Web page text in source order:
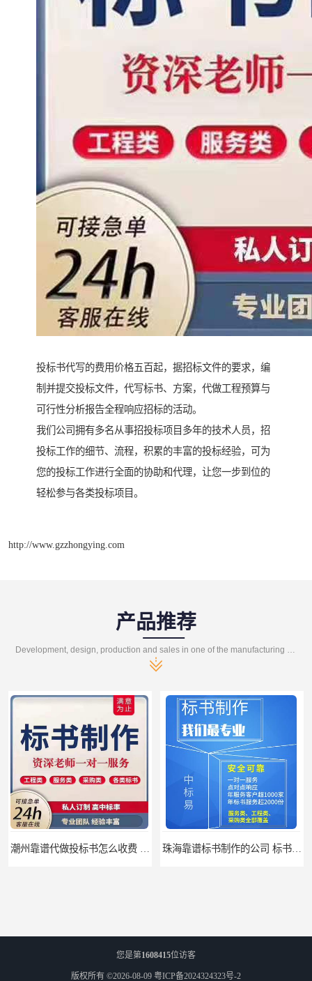
投标书代写的费用价格五百起，据招标文件的要求，编
制并提交投标文件，代写标书、方案，代做工程预算与
可行性分析报告全程响应招标的活动。
我们公司拥有多名从事招投标项目多年的技术人员，招
投标工作的细节、流程，积累的丰富的投标经验，可为
您的投标工作进行全面的协助和代理，让您一步到位的
轻松参与各类投标项目。
http://www.gzzhongying.com
产品推荐
Development, design, production and sales in one of the manufacturing enterprises
潮州靠谱代做投标书怎么收费 标书怎么做 珠海靠谱标书制作的公司 标书制作课程
您是第1608415位访客
版权所有 ©2026-08-09 粤ICP备2024324323号-2